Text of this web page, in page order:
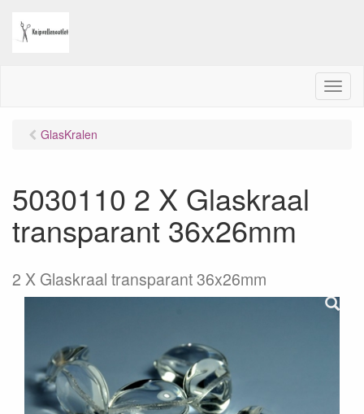
M
e
GlasKralen
5030110 2 X Glaskraal
transparant 36x26mm
2 X Glaskraal transparant 36x26mm